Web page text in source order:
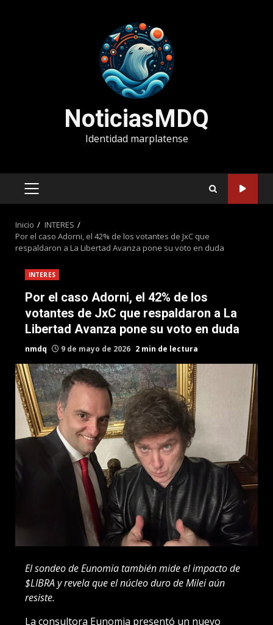
NoticiasMDQ
Identidad marplatense
MENÚ
Inicio
INTERES
Por el caso Adorni, el 42% de los votantes de JxC que
respaldaron a La Libertad Avanza pone su voto en duda
INTERES
Por el caso Adorni, el 42% de los
votantes de JxC que respaldaron a La
Libertad Avanza pone su voto en duda
nmdq 9 de mayo de 2026 2 min de lectura
El sondeo de Eunomia también mide el impacto de
$LIBRA y revela que el núcleo duro de Milei aún
resiste.
La consultora Eunomia presentó un nuevo